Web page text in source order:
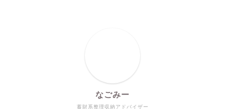
蓄財系整理収納アドバイザー
なごみー